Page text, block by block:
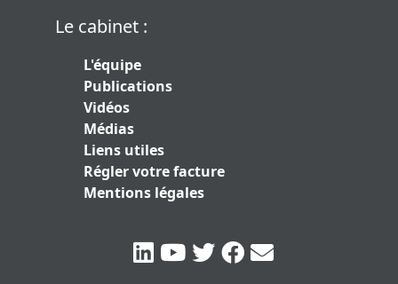
Le cabinet :
L'équipe
Publications
Vidéos
Médias
Liens utiles
Régler votre facture
Mentions légales